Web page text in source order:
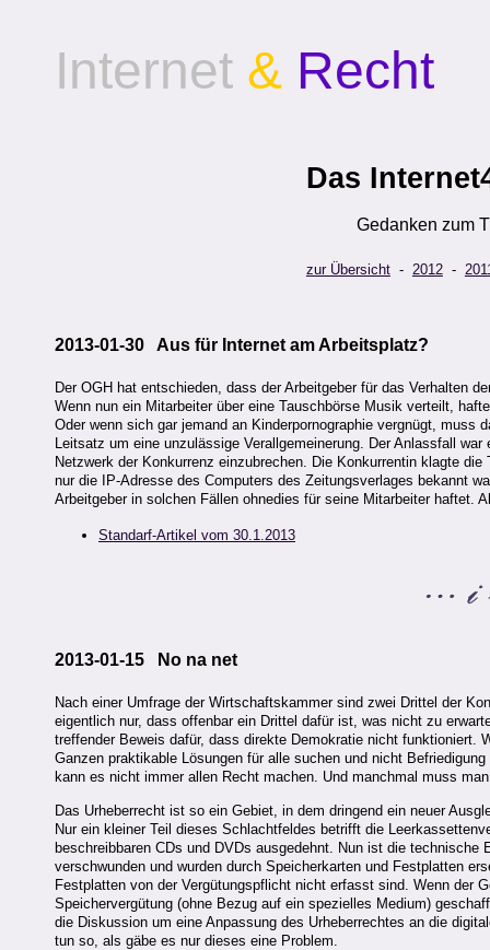
Internet & Recht
Das
Gedanken zum
zur Übersicht- 2012-
2013-01-30 Aus für Internet am Arbeitsplatz?
Der OGH hat entschieden, dass der Arbeitgeber für das Verhalten
Wenn nun ein Mitarbeiter über eine Tauschbörse Musik verteilt,
Oder wenn sich gar jemand an Kinderpornographie vergnügt,
Leitsatz um eine unzulässige Verallgemeinerung. Der Anlassfall
Netzwerk der Konkurrenz einzubrechen. Die Konkurrentin klagte
nur die IP-Adresse des Computers des Zeitungsverlages bekannt
Arbeitgeber in solchen Fällen ohnedies für seine Mitarbeiter haftet.
Standarf-Artikel vom 30.1.2013
2013-01-15 No na net
Nach einer Umfrage der Wirtschaftskammer sind zwei Drittel der
eigentlich nur, dass offenbar ein Drittel dafür ist, was nicht zu
treffender Beweis dafür, dass direkte Demokratie nicht funktioniert.
Ganzen praktikable Lösungen für alle suchen und nicht
kann es nicht immer allen Recht machen. Und manchmal muss
Das Urheberrecht ist so ein Gebiet, in dem dringend ein neuer
Nur ein kleiner Teil dieses Schlachtfeldes betrifft die
beschreibbaren CDs und DVDs ausgedehnt. Nun ist die
verschwunden und wurden durch Speicherkarten und Festplatten
Festplatten von der Vergütungspflicht nicht erfasst sind. Wenn der
Speichervergütung (ohne Bezug auf ein spezielles Medium)
die Diskussion um eine Anpassung des Urheberrechtes an die
tun so, als gäbe es nur dieses eine Problem.